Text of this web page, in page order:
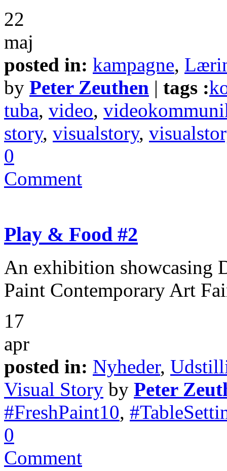
22
maj
posted in: kampagne,
by Peter Zeuthen | tags :
tuba, video,
story, visualstory,
0
Comment
Play & Food #2
An exhibition showcasing
Paint Contemporary Art
17
apr
posted in: Nyheder,
Visual Story by Peter
#FreshPaint10,
0
Comment